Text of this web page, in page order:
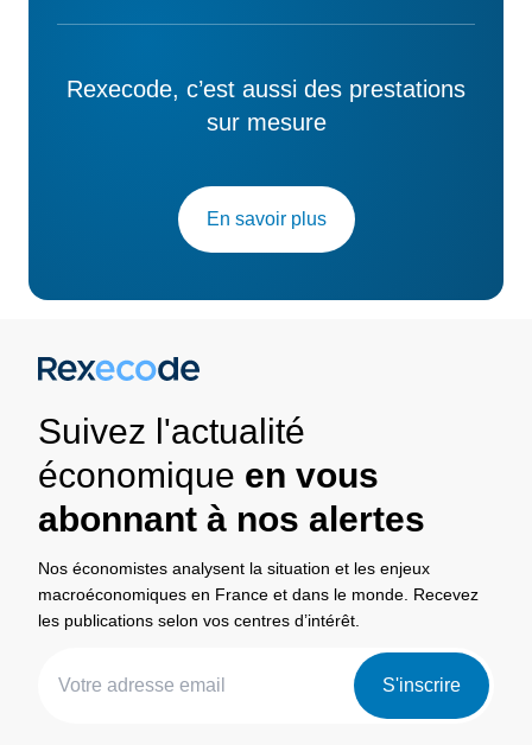
Rexecode, c’est aussi des prestations
sur mesure
En savoir plus
Suivez l'actualité
économique en vous
abonnant à nos alertes
Nos économistes analysent la situation et les enjeux
macroéconomiques en France et dans le monde. Recevez
les publications selon vos centres d’intérêt.
S'inscrire